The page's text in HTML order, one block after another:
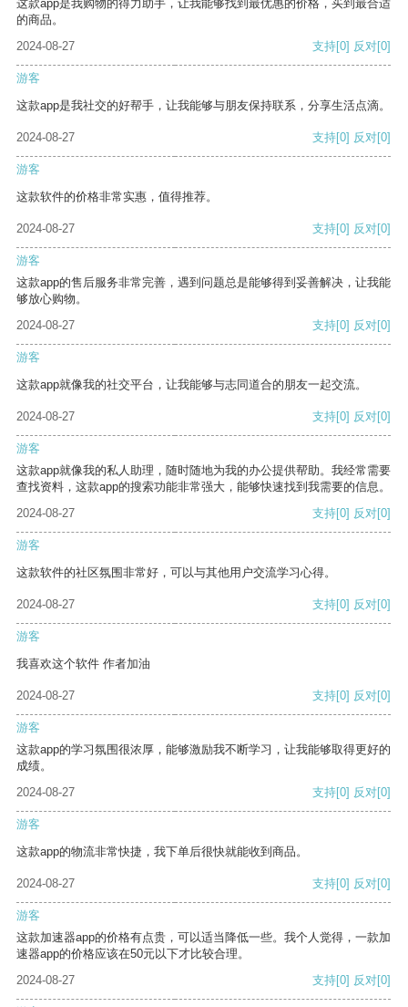
这款app是我购物的得力助手，让我能够找到最优惠的价格，买到最合适
的商品。
2024-08-27
支持[0] 反对[0]
游客
这款app是我社交的好帮手，让我能够与朋友保持联系，分享生活点滴。
2024-08-27 支持[0] 反对[0]
游客
这款软件的价格非常实惠，值得推荐。
2024-08-27 支持[0] 反对[0]
游客
这款app的售后服务非常完善，遇到问题总是能够得到妥善解决，让我能
够放心购物。
2024-08-27
支持[0] 反对[0]
游客
这款app就像我的社交平台，让我能够与志同道合的朋友一起交流。
2024-08-27 支持[0] 反对[0]
游客
这款app就像我的私人助理，随时随地为我的办公提供帮助。我经常需要
查找资料，这款app的搜索功能非常强大，能够快速找到我需要的信息。
2024-08-27
支持[0] 反对[0]
游客
这款软件的社区氛围非常好，可以与其他用户交流学习心得。
2024-08-27 支持[0] 反对[0]
游客
我喜欢这个软件 作者加油
2024-08-27 支持[0] 反对[0]
游客
这款app的学习氛围很浓厚，能够激励我不断学习，让我能够取得更好的
成绩。
2024-08-27
支持[0] 反对[0]
游客
这款app的物流非常快捷，我下单后很快就能收到商品。
2024-08-27 支持[0] 反对[0]
游客
这款加速器app的价格有点贵，可以适当降低一些。我个人觉得，一款加
速器app的价格应该在50元以下才比较合理。
2024-08-27
支持[0] 反对[0]